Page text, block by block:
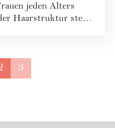
jeden Alters
Haarstruktur steht.
3